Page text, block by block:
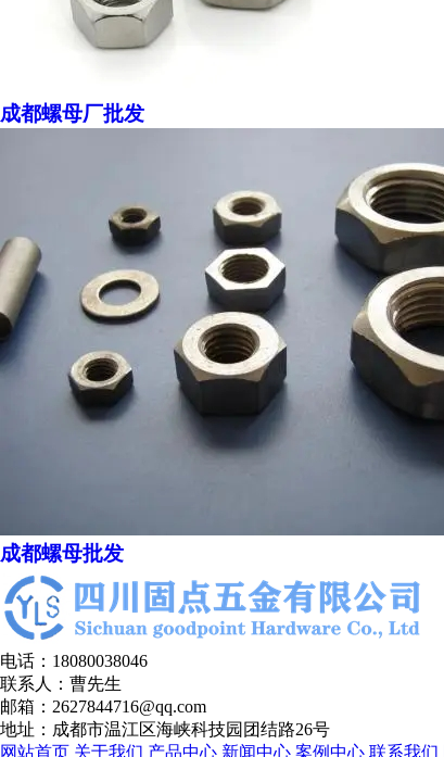
成都螺母厂批发
成都螺母批发
电话：18080038046
联系人：曹先生
邮箱：2627844716@qq.com
地址：成都市温江区海峡科技园团结路26号
网站首页 关于我们 产品中心 新闻中心 案例中心 联系我们